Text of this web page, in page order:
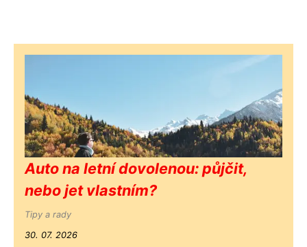
Auto na letní dovolenou: půjčit,
nebo jet vlastním?
Tipy a rady
30. 07. 2026